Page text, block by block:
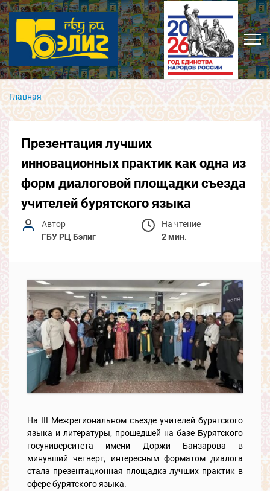
Главная
Презентация лучших
инновационных практик как одна из
форм диалоговой площадки съезда
учителей бурятского языка
Автор
ГБУ РЦ Бэлиг
На чтение
2 мин.
На III Межрегиональном съезде учителей бурятского
языка и литературы, прошедшей на базе Бурятского
госуниверситета имени Доржи Банзарова в
минувший четверг, интересным форматом диалога
стала презентационная площадка лучших практик в
сфере бурятского языка.